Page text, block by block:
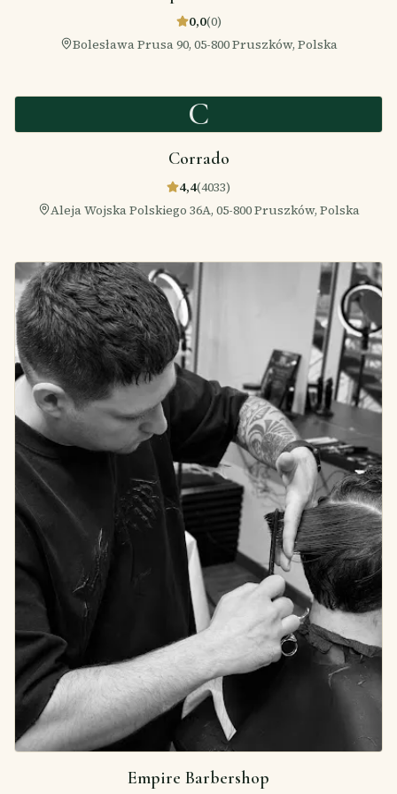
0,0(0)
Bolesława Prusa 90, 05-800 Pruszków, Polska
C
Corrado
4,4(4033)
Aleja Wojska Polskiego 36A, 05-800 Pruszków, Polska
Empire Barbershop